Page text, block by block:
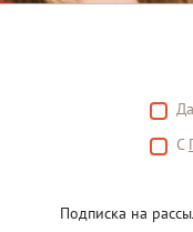
С
Подписка на